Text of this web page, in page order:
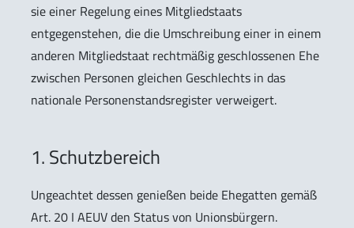
sie einer Regelung eines Mitgliedstaats
entgegenstehen, die die Umschreibung einer in einem
anderen Mitgliedstaat rechtmäßig geschlossenen Ehe
zwischen Personen gleichen Geschlechts in das
nationale Personenstandsregister verweigert.
1. Schutzbereich
Ungeachtet dessen genießen beide Ehegatten gemäß
Art. 20 I AEUV den Status von Unionsbürgern.